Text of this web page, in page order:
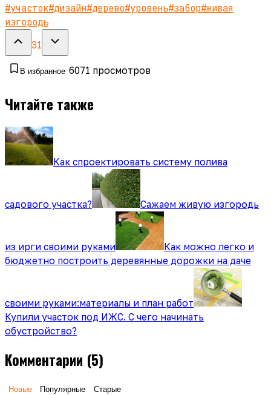
#участок#дизайн#дерево#уровень#забор#живая
изгородь
31
В избранное 6071 просмотров
Читайте также
Как спроектировать систему полива
садового участка? Сажаем живую изгородь
из ирги своими руками
Как можно легко и
бюджетно построить деревянные дорожки на даче
своими руками:материалы и план работ
Купили участок под ИЖС. С чего начинать
обустройство?
Комментарии (5)
Новые Популярные Старые